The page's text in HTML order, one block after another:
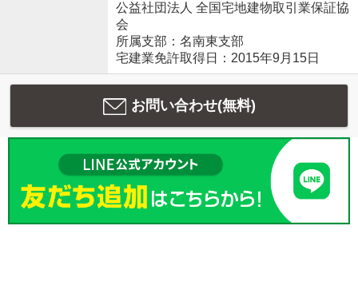
公益社団法人 全国宅地建物取引業保証協
会
所属支部：名南東支部
宅建業免許取得日：2015年9月15日
お問い合わせ(無料)